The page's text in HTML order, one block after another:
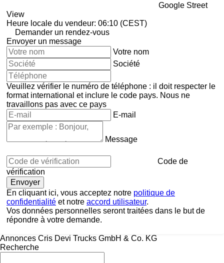
Google Street
View
Heure locale du vendeur: 06:10 (CEST)
Demander un rendez-vous
Envoyer un message
Votre nom
Société
Veuillez vérifier le numéro de téléphone : il doit respecter le
format international et inclure le code pays. Nous ne
travaillons pas avec ce pays
E-mail
Message
Code de
vérification
En cliquant ici, vous acceptez notre politique de
confidentialité et notre accord utilisateur.
Vos données personnelles seront traitées dans le but de
répondre à votre demande.
Annonces Cris Devi Trucks GmbH & Co. KG
Recherche